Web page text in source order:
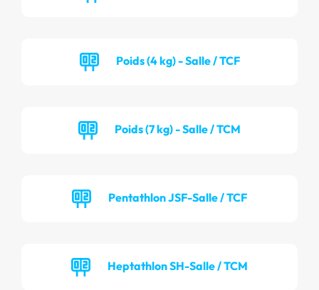
Poids (4 kg) - Salle / TCF
Poids (7 kg) - Salle / TCM
Pentathlon JSF-Salle / TCF
Heptathlon SH-Salle / TCM